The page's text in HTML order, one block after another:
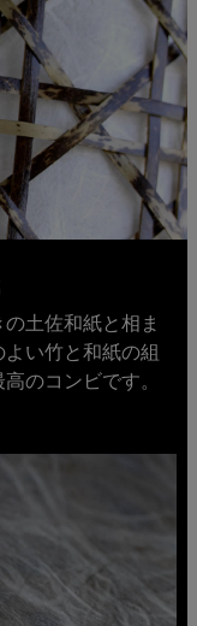
土佐和紙と相ま
い竹と和紙の組
のコンビです。